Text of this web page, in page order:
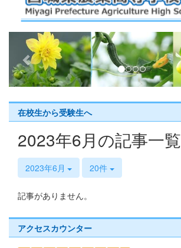
p
r
e
v
i
o
u
s
在校生から受験生へ
2023年6月の記事一覧
2023年6月 20件
記事がありません。
アクセスカウンター